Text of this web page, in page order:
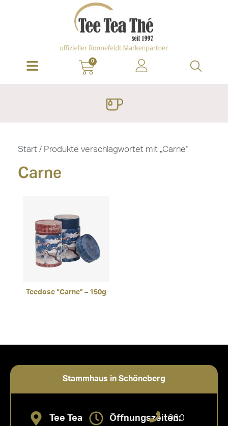
0
Start / Produkte verschlagwortet mit „Carne“
Carne
Teedose “Carne” – 150g
Stammhaus in Schöneberg
Tee Tea
Öffnungszeiten:
030